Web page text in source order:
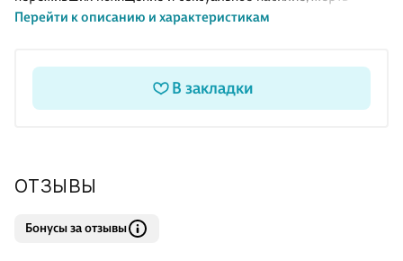
запугивания и террора в деструктивных сектах сатанистов и
лет, сидя на цепи в клетке, девочки, которая видела, как
убивали ее родителей, и ребенка, которого держали под
Перейти к описанию и характеристикам
В закладки
ОТЗЫВЫ
Бонусы за отзывы